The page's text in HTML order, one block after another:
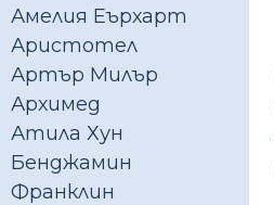
Амелия Еърхарт
Аристотел
Артър Милър
Архимед
Атила Хун
Бенджамин
Франклин